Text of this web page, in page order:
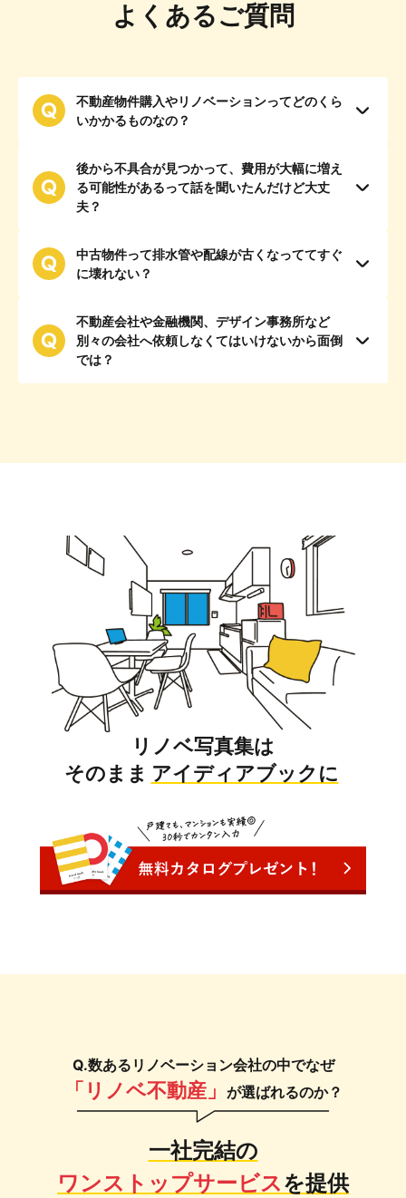
よくあるご質問
不動産物件購入やリノベーションってどのくら
いかかるものなの？
後から不具合が見つかって、費用が大幅に増え
る可能性があるって話を聞いたんだけど大丈
夫？
中古物件って排水管や配線が古くなっててすぐ
に壊れない？
不動産会社や金融機関、デザイン事務所など
別々の会社へ依頼しなくてはいけないから面倒
では？
リノベ写真集は
そのまま アイディアブックに
Q.数あるリノベーション会社の中でなぜ
「リノベ不動産」 が選ばれるのか？
一社完結の
ワンストップサービスを提供